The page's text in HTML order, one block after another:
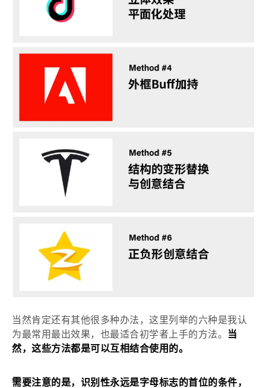
当然肯定还有其他很多种办法，这里列举的六种是我认
为最常用最出效果，也最适合初学者上手的方法。
当
然，这些方法都是可以互相结合使用的。
需要注意的是，识别性永远是字母标志的首位的条件，